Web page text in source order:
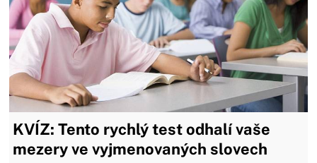
KVÍZ: Tento rychlý test odhalí vaše
mezery ve vyjmenovaných slovech